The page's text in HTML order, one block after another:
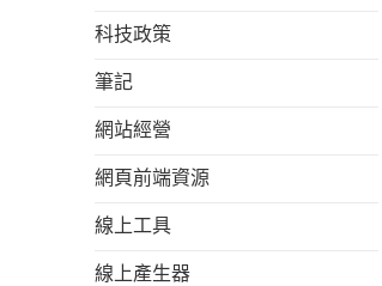
科技政策
筆記
網站經營
網頁前端資源
線上工具
線上產生器